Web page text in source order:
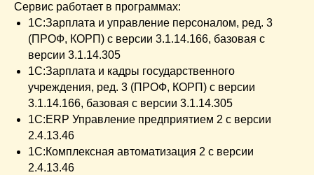
Сервис работает в программах:
1С:Зарплата и управление персоналом, ред. 3
(ПРОФ, КОРП) с версии 3.1.14.166, базовая с
версии 3.1.14.305
1С:Зарплата и кадры государственного
учреждения, ред. 3 (ПРОФ, КОРП) с версии
3.1.14.166, базовая с версии 3.1.14.305
1С:ERP Управление предприятием 2 с версии
2.4.13.46
1С:Комплексная автоматизация 2 с версии
2.4.13.46